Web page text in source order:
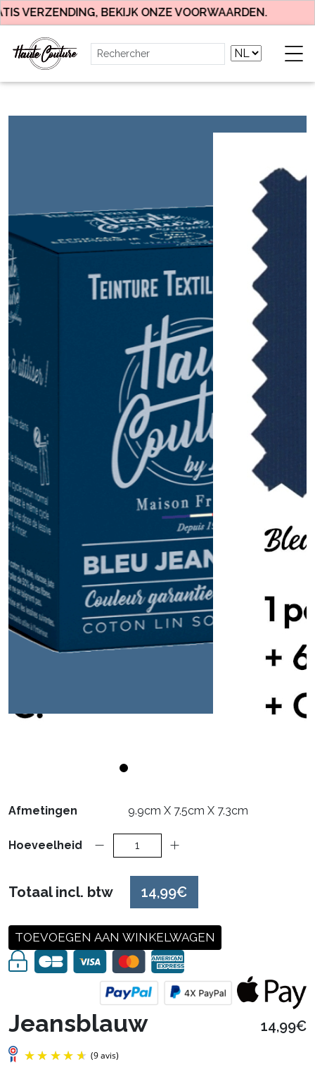
BEKIJK ONZE VOORWAARDEN.
Jeansblauw 14,99€
Afmetingen 9.9cm X 7.5cm X 7.3cm
Hoeveelheid
Totaal incl. btw 14,99€
TOEVOEGEN AAN WINKELWAGEN